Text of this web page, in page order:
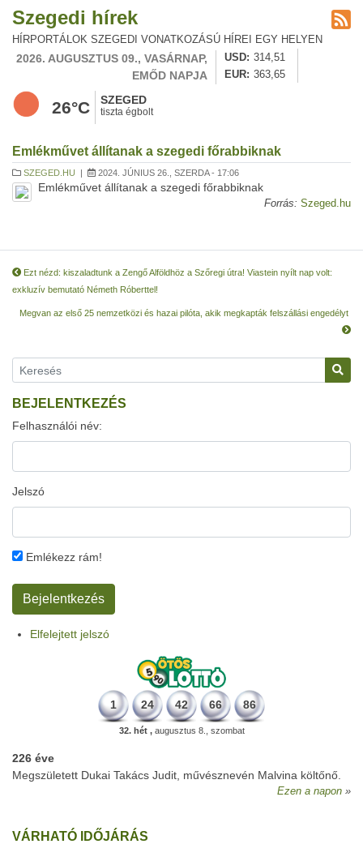
Szegedi hírek
HÍRPORTÁLOK SZEGEDI VONATKOZÁSÚ HÍREI EGY HELYEN
2026. AUGUSZTUS 09., VASÁRNAP,
EMŐD NAPJA
USD
314,51
EUR
363,65
26°C SZEGED
tiszta égbolt
Emlékművet állítanak a szegedi főrabbiknak
SZEGED.HU | 2024. JÚNIUS 26., SZERDA - 17:06
Emlékművet állítanak a szegedi főrabbiknak
Forrás: Szeged.hu
Ezt nézd: kiszaladtunk a Zengő Alföldhöz a Szőregi útra! Viastein nyílt nap volt:
exkluzív bemutató Németh Róberttel!
Megvan az első 25 nemzetközi és hazai pilóta, akik megkapták felszállási engedélyt
BEJELENTKEZÉS
Felhasználói név:
Jelszó
Emlékezz rám!
Elfelejtett jelszó
1 24 42 66 86
32. hét ,augusztus 8., szombat
226 éve
Megszületett Dukai Takács Judit, művésznevén Malvina költőnő.
Ezen a napon
VÁRHATÓ IDŐJÁRÁS